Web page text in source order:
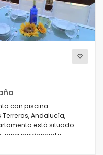
con piscina
Andalucía,
está situado
zona residencial y
distancia de